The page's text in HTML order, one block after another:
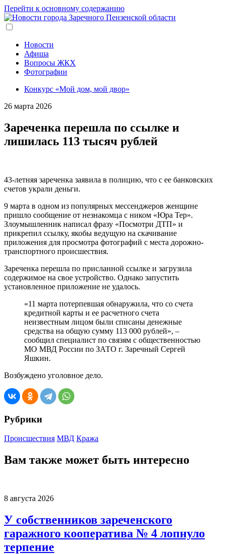
Перейти к основному содержанию
Новости
Афиша
Вопросы ЖКХ
Фотографии
Конкурс «Мой дом, мой двор»
26 марта 2026
Зареченка перешла по ссылке и
лишилась 113 тысяч рублей
43-летняя зареченка заявила в полицию, что с ее банковских
счетов украли деньги.
9 марта в одном из популярных мессенджеров женщине
пришло сообщение от незнакомца с ником «Юра Тер».
Злоумышленник написал фразу «Посмотри ДТП» и
прикрепил ссылку, якобы ведущую на скачивание
приложения для просмотра фотографий с места дорожно-
транспортного происшествия.
Зареченка перешла по присланной ссылке и загрузила
содержимое на свое устройство. Однако запустить
установленное приложение не удалось.
«11 марта потерпевшая обнаружила, что со счета
кредитной карты и ее расчетного счета
неизвестным лицом были списаны денежные
средства на общую сумму 113 000 рублей», –
сообщил специалист по связям с общественностью
МО МВД России по ЗАТО г. Заречный Сергей
Яшкин.
Возбуждено уголовное дело.
Рубрики
Происшествия МВД Кража
Вам также может быть интересно
8 августа 2026
У собственников зареченского
гаражного кооператива № 4 лопнуло
терпение